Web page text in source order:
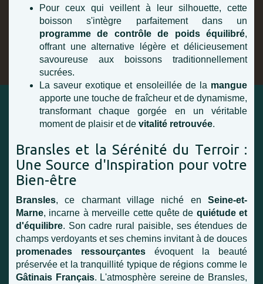
Pour ceux qui veillent à leur silhouette, cette
boisson s'intègre parfaitement dans un
programme de contrôle de poids équilibré,
offrant une alternative légère et délicieusement
savoureuse aux boissons traditionnellement
sucrées.
La saveur exotique et ensoleillée de la mangue
apporte une touche de fraîcheur et de dynamisme,
transformant chaque gorgée en un véritable
moment de plaisir et de vitalité retrouvée.
Bransles et la Sérénité du Terroir :
Une Source d'Inspiration pour votre
Bien-être
Bransles, ce charmant village niché en Seine-et-
Marne, incarne à merveille cette quête de quiétude et
d'équilibre. Son cadre rural paisible, ses étendues de
champs verdoyants et ses chemins invitant à de douces
promenades ressourçantes évoquent la beauté
préservée et la tranquillité typique de régions comme le
Gâtinais Français. L'atmosphère sereine de Bransles,